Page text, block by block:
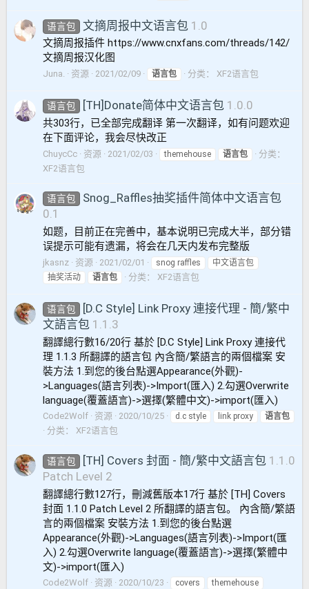
语言包 文摘周报中文语言包 1.0
文摘周报插件 https://www.cnxfans.com/threads/142/
文摘周报汉化图
Juna. 资源 2021/02/09 语言包 分类： XF2语言包
语言包 [TH]Donate简体中文语言包 1.0.0
共303行，已全部完成翻译 第一次翻译，如有问题欢迎
在下面评论，我会尽快改正
ChuycCc 资源 2021/02/03 themehouse 语言包
分类：
XF2语言包
语言包
Snog_Raffles抽奖插件简体中文语言包
0.1
如题，目前正在完善中，基本说明已完成大半，部分错
误提示可能有遗漏，将会在几天内发布完整版
jkasnz 资源 2021/02/01 snog raffles
中文语言包
抽奖活动
语言包 分类： XF2语言包
语言包
[D.C Style] Link Proxy 連接代理 - 簡/繁中
文語言包 1.1.3
翻譯總行數16/20行 基於 [D.C Style] Link Proxy 連接代
理 1.1.3 所翻譯的語言包 內含簡/繁語言的兩個檔案 安
裝方法 1.到您的後台點選Appearance(外觀)-
>Languages(語言列表)->Import(匯入) 2.勾選Overwrite
language(覆蓋語言)->選擇(繁體中文)->import(匯入)
Code2Wolf 资源 2020/10/25 d.c style link proxy 语言包
分类： XF2语言包
语言包 [TH] Covers 封面 - 簡/繁中文語言包 1.1.0
Patch Level 2
翻譯總行數127行，刪減舊版本17行 基於 [TH] Covers
封面 1.1.0 Patch Level 2 所翻譯的語言包。 內含簡/繁語
言的兩個檔案 安裝方法 1.到您的後台點選
Appearance(外觀)->Languages(語言列表)->Import(匯
入) 2.勾選Overwrite language(覆蓋語言)->選擇(繁體中
文)->import(匯入)
Code2Wolf 资源 2020/10/23 covers
themehouse